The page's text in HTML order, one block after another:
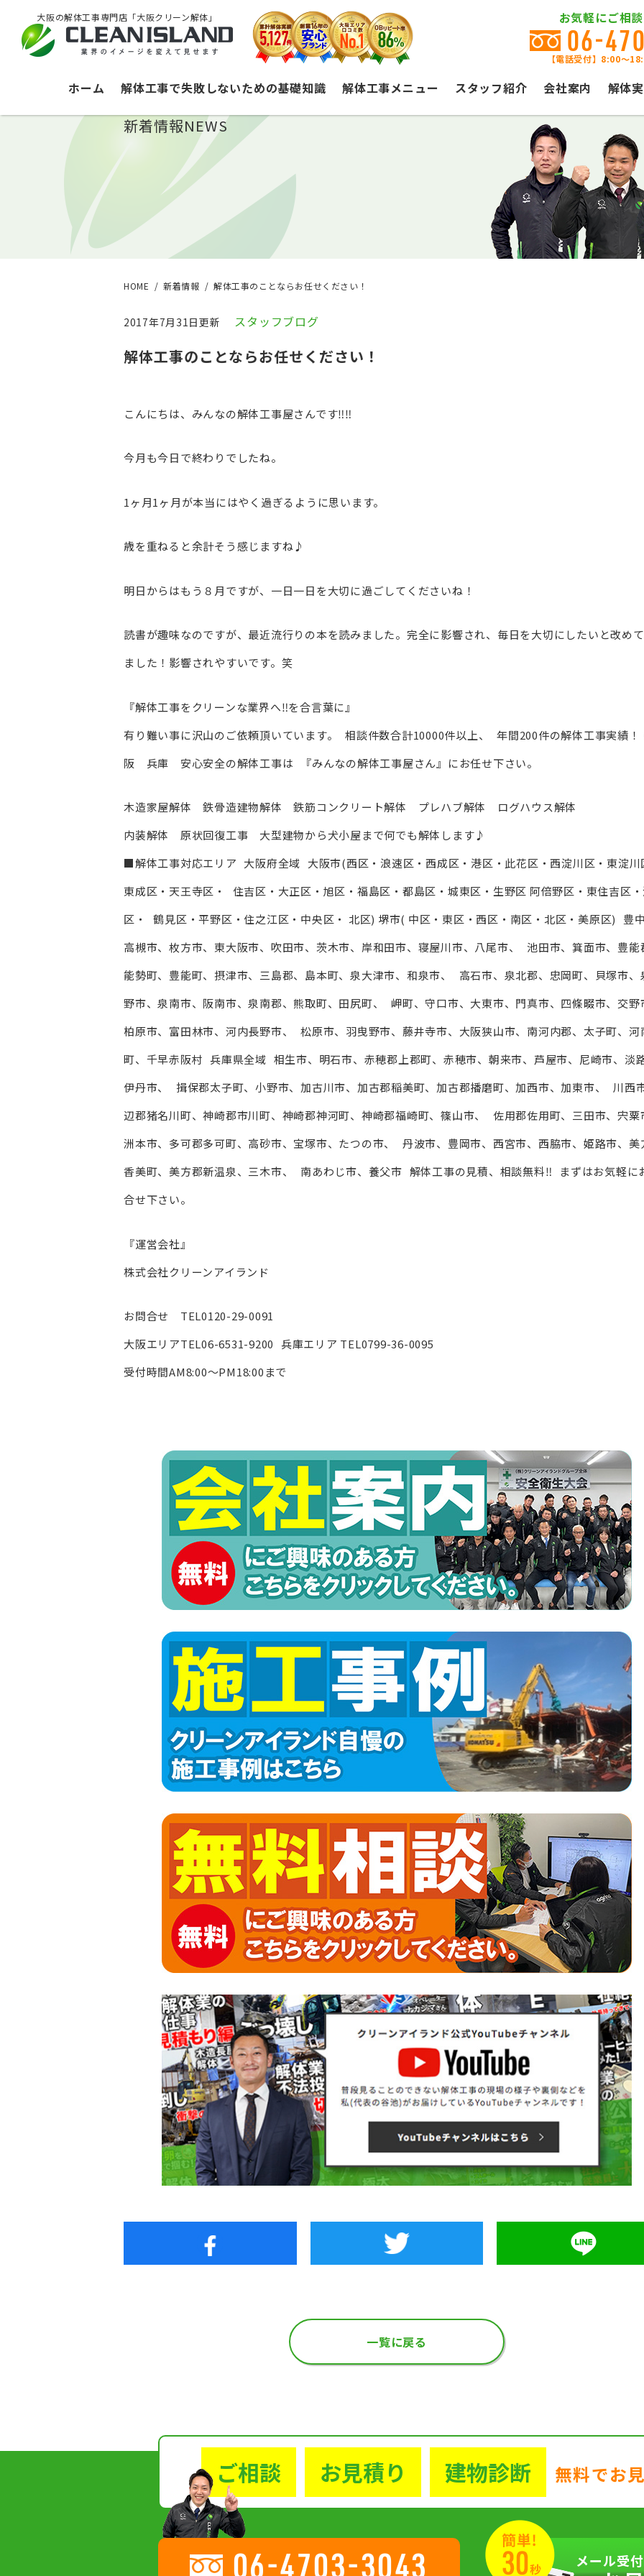
大阪の解体工事専門店「大阪クリーン解体」 お気軽にご相
06-
【電話受付】8:00〜
ホーム 解体工事で失敗しないための基礎知識 解体工事メニュー スタッフ紹介 会社案内 解体
新着情報NEWS
HOME 新着情報 解体工事のことならお任せください！
2017年7月31日更新 スタッフブログ
解体工事のことならお任せください！
こんにちは、みんなの解体工事屋さんです‼︎‼︎
今月も今日で終わりでしたね。
1ヶ月1ヶ月が本当にはやく過ぎるように思います。
歳を重ねると余計そう感じますね♪
明日からはもう８月ですが、一日一日を大切に過ごしてくださいね！
読書が趣味なのですが、最近流行りの本を読みました。完全に影響され、毎日を大切にしたいと改め
ました！影響されやすいです。笑
『解体工事をクリーンな業界へ‼︎を合言葉に』
有り難い事に沢山のご依頼頂いています。 相談件数合計10000件以上、 年間200件の解体工事実績
阪 兵庫 安心安全の解体工事は 『みんなの解体工事屋さん』にお任せ下さい。
木造家屋解体 鉄骨造建物解体 鉄筋コンクリート解体 プレハブ解体 ログハウス解体
内装解体 原状回復工事 大型建物から犬小屋まで何でも解体します♪
■解体工事対応エリア 大阪府全域 ⼤阪市(⻄区・浪速区・⻄成区・港区・此花区・⻄淀川区・東淀川
東成区・天王寺区・ 住吉区・⼤正区・旭区・福島区・都島区・城東区・生野区 阿倍野区・東住吉区・
区・ 鶴見区・平野区・住之江区・中央区・ 北区) 堺市( 中区・東区・⻄区・南区・北区・美原区) 豊中
高槻市、枚方市、東⼤阪市、吹田市、茨木市、岸和田市、寝屋川市、八尾市、 池田市、箕面市、豊能
能勢町、豊能町、摂津市、三島郡、島本町、泉⼤津市、和泉市、 高石市、泉北郡、忠岡町、貝塚市、
野市、泉南市、阪南市、泉南郡、熊取町、田尻町、 岬町、守口市、⼤東市、門真市、四條畷市、交野
柏原市、富田林市、河内⻑野市、 松原市、羽曳野市、藤井寺市、⼤阪狭山市、南河内郡、太子町、河
町、千早赤阪村 兵庫県全域 相生市、明石市、赤穂郡上郡町、赤穂市、朝来市、芦屋市、尼崎市、淡路
伊丹市、 揖保郡太子町、小野市、加古川市、加古郡稲美町、加古郡播磨町、加⻄市、加東市、 川⻄
辺郡猪名川町、神崎郡市川町、神崎郡神河町、神崎郡福崎町、篠山市、 佐用郡佐用町、三田市、宍粟
洲本市、多可郡多可町、高砂市、宝塚市、たつの市、 丹波市、豊岡市、⻄宮市、⻄脇市、姫路市、美
香美町、美方郡新温泉、三木市、 南あわじ市、養父市 解体工事の見積、相談無料‼︎ まずはお気軽に
合せ下さい。
『運営会社』
株式会社クリーンアイランド
お問合せ TEL0120-29-0091
大阪エリアTEL06-6531-9200 兵庫エリア TEL0799-36-0095
受付時間AM8:00〜PM18:00まで
一覧に戻る
ご相談 お見積り 建物診断 無料でお
06-4703-3043 メール受